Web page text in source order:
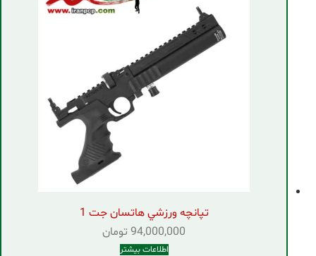
تپانچه ورزشي هاتسان جت 1
94,000,000 تومان
اطلاعات بیشتر